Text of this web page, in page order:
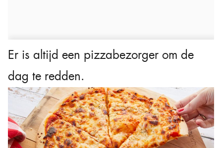
Er is altijd een pizzabezorger om de
dag te redden.